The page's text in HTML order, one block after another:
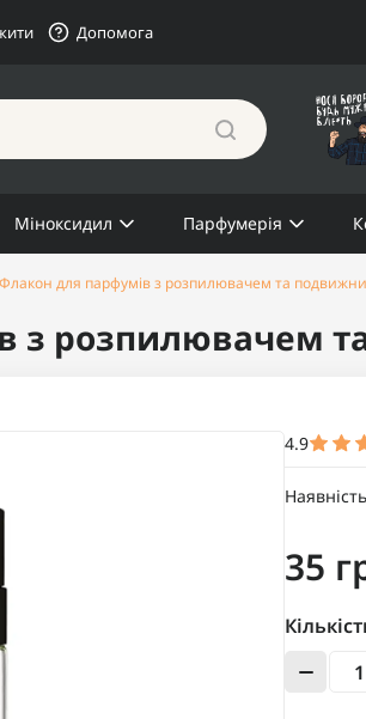
Допомога
Міноксидил Парфумерія
Флакон для парфумів з розпилювачем та
з розпилювачем
4.9
35